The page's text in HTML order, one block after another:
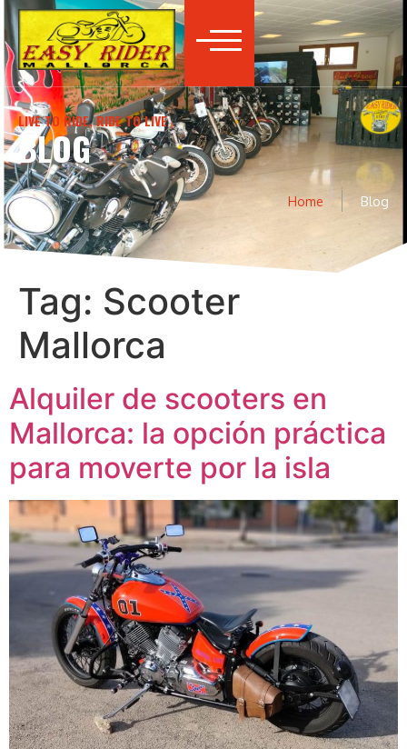
LIVE TO RIDE, RIDE TO LIVE
BLOG
Home Blog
Tag: Scooter
Mallorca
Alquiler de scooters en
Mallorca: la opción práctica
para moverte por la isla